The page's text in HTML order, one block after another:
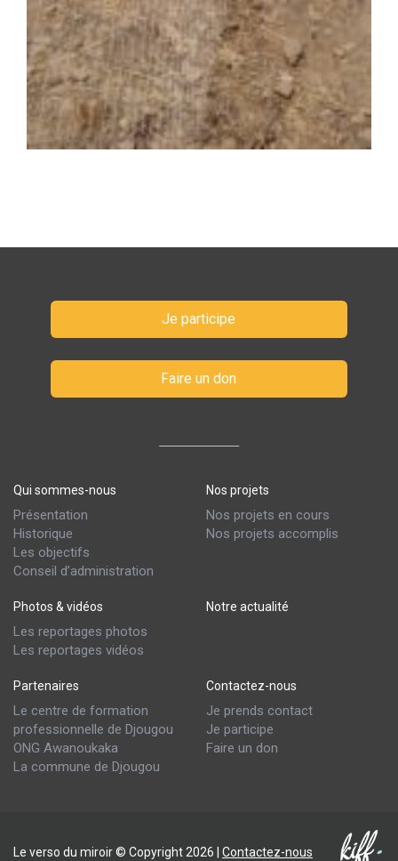
Je participe
Faire un don
Qui sommes-nous
Présentation
Historique
Les objectifs
Conseil d’administration
Nos projets
Nos projets en cours
Nos projets accomplis
Photos & vidéos
Les reportages photos
Les reportages vidéos
Notre actualité
Partenaires
Le centre de formation
professionnelle de Djougou
ONG Awanoukaka
La commune de Djougou
Contactez-nous
Je prends contact
Je participe
Faire un don
Le verso du miroir © Copyright 2026 | Contactez-nous